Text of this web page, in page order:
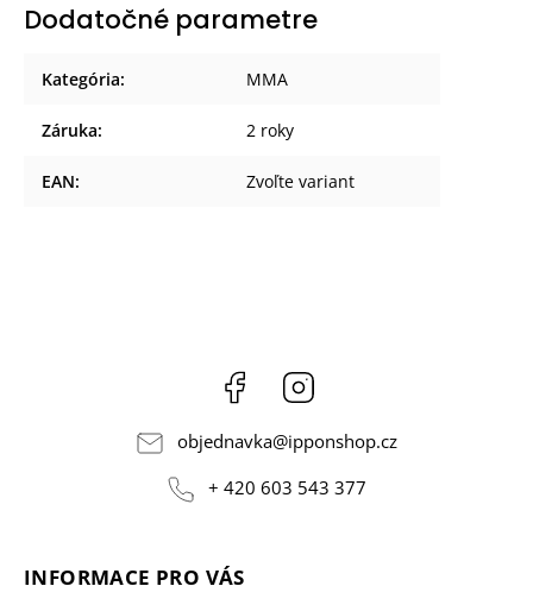
Dodatočné parametre
Kategória: MMA
Záruka: 2 roky
EAN: Zvoľte variant
Facebook
objednavka@ipponshop.cz
+ 420 603 543 377
INFORMACE PRO VÁS